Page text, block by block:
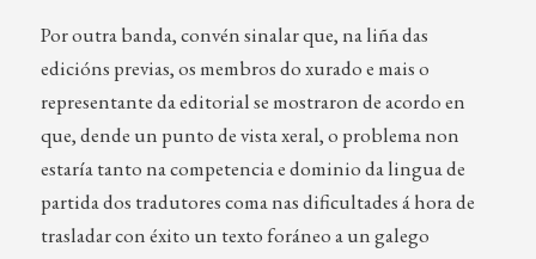
Por outra banda, convén sinalar que, na liña das
edicións previas, os membros do xurado e mais o
representante da editorial se mostraron de acordo en
que, dende un punto de vista xeral, o problema non
estaría tanto na competencia e dominio da lingua de
partida dos tradutores coma nas dificultades á hora de
trasladar con éxito un texto foráneo a un galego